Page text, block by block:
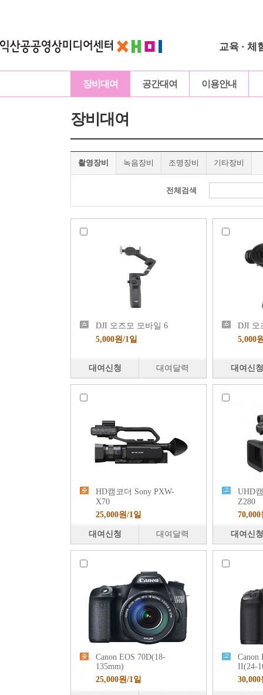
교육 · 체
장비대여 공간대여 이용안내
장비대여
촬영장비 녹음장비 조명장비 기타장비
전체검색
DJI 오즈모 모바일 6
5,000원/1일
대여신청 대여달력
DJI 오
5,000
대여신청
HD캠코더 Sony PXW-
X70
25,000원/1일
대여신청 대여달력
UHD
Z280
대여신청
Canon EOS 70D(18-
135mm)
25,000원/1일
Canon
II(24-